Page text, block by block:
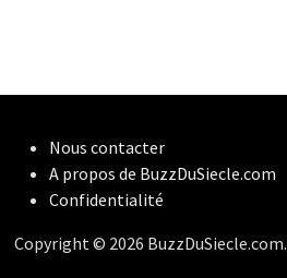
Nous contacter
A propos de BuzzDuSiecle.com
Confidentialité
Copyright © 2026 BuzzDuSiecle.com.